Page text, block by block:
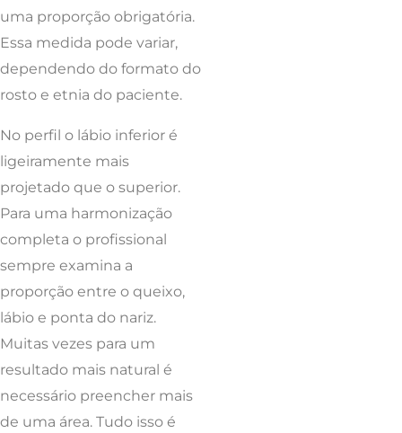
uma proporção obrigatória.
Essa medida pode variar,
dependendo do formato do
rosto e etnia do paciente.
No perfil o lábio inferior é
ligeiramente mais
projetado que o superior.
Para uma harmonização
completa o profissional
sempre examina a
proporção entre o queixo,
lábio e ponta do nariz.
Muitas vezes para um
resultado mais natural é
necessário preencher mais
de uma área. Tudo isso é